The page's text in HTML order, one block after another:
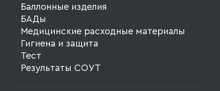
Баллонные изделия
БАДы
Медицинские расходные материалы
Гигиена и защита
Тест
Результаты СОУТ